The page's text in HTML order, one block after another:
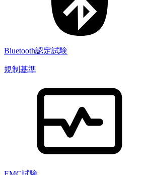
Bluetooth認定試験
規制基準